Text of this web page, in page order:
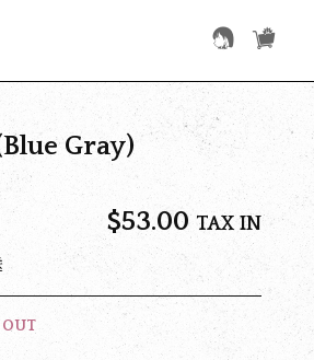
Gray)
$‌53.00 TAX IN
OUT